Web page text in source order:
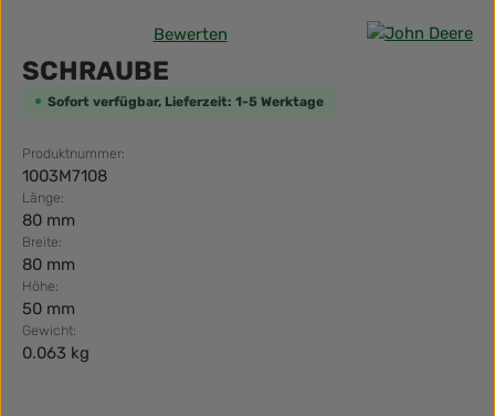
Durchschnittliche Bewertung von 0 von 5 Sternen
Bewerten
SCHRAUBE
Sofort verfügbar, Lieferzeit: 1-5 Werktage
Produktnummer:
1003M7108
Länge:
80 mm
Breite:
80 mm
Höhe:
50 mm
Gewicht:
0.063 kg